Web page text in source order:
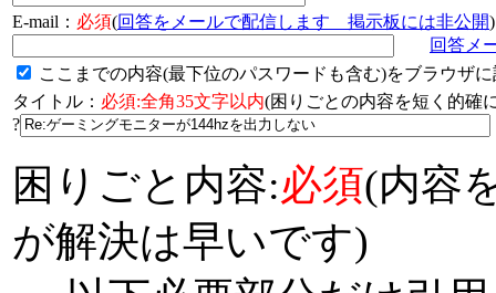
E-mail： 必須(回答をメールで配信します 掲示板には非公開)
回答メ
ここまでの内容(最下位のパスワードも含む)をブラウザ
タイトル： 必須:全角35文字以内(困りごとの内容を短く的
?
困りごと内容:必須(内容
が解決は早いです)